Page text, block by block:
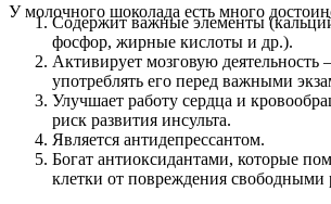
У молочного шоколада есть много
Содержит важные элементы
фосфор, жирные кислоты и др.).
Активирует мозговую деятельность
употреблять его перед важными
Улучшает работу сердца и
риск развития инсульта.
Является антидепрессантом.
Богат антиоксидантами, которые
клетки от повреждения свободными